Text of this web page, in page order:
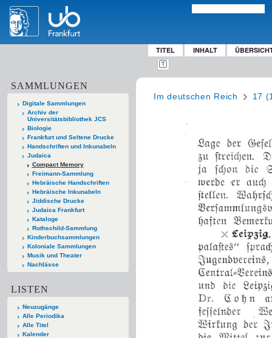
TITEL INHALT
SAMMLUNGEN
Digitale Sammlungen
Archiv der
Universitätsbibliothek JCS
Biologie
Frankfurt und Seltene Drucke
Handschriften und Inkunabeln
Judaica
Compact Memory
Freimann-Sammlung
Hebräische Handschriften
Hebräische Inkunabeln
Jiddische Drucke
Judaica Frankfurt
Kataloge
Rothschild-Sammlung
Kinderbuchsammlungen
Koloniale Sammlungen
Musik und Theater
Nachlässe
LISTEN
Neuzugänge
Alle Periodika
Alle Titel
Kalender
Im deutschen Reich 17